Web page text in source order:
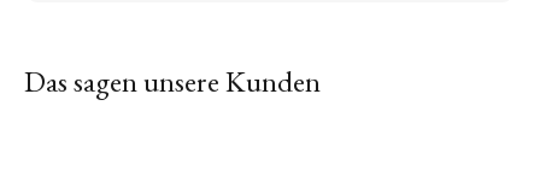
Das sagen unsere Kunden